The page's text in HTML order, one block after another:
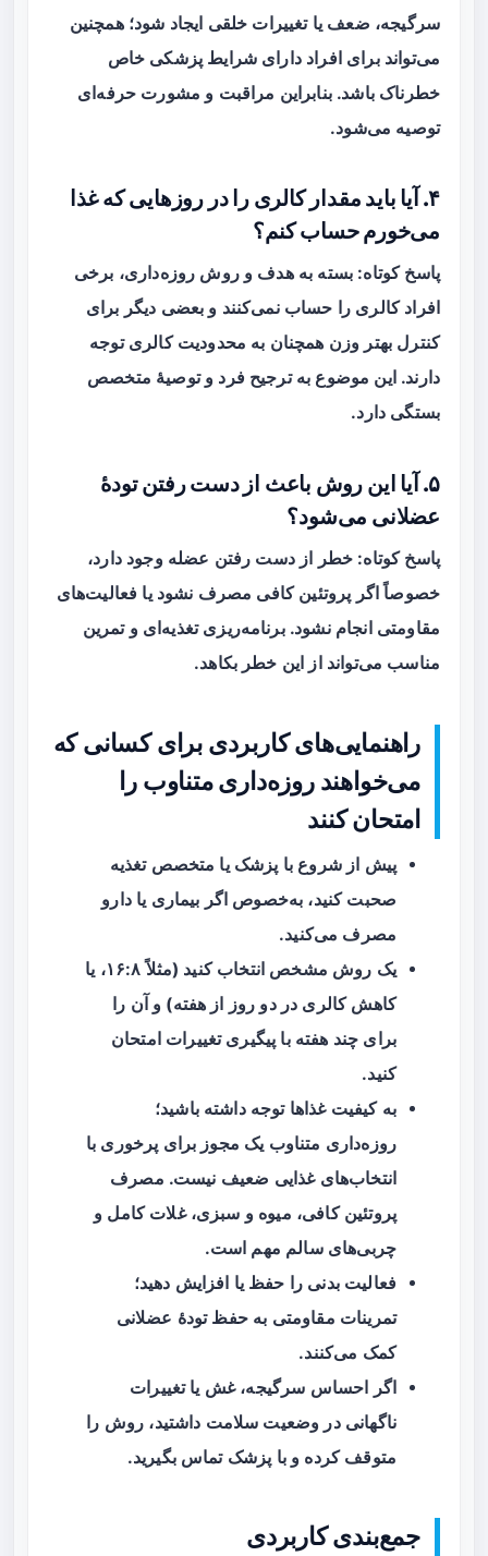
سرگیجه، ضعف یا تغییرات خلقی ایجاد شود؛ همچنین
می‌تواند برای افراد دارای شرایط پزشکی خاص
خطرناک باشد. بنابراین مراقبت و مشورت حرفه‌ای
توصیه می‌شود.
۴. آیا باید مقدار کالری را در روزهایی که غذا
می‌خورم حساب کنم؟
پاسخ کوتاه: بسته به هدف و روش روزه‌داری، برخی
افراد کالری را حساب نمی‌کنند و بعضی دیگر برای
کنترل بهتر وزن همچنان به محدودیت کالری توجه
دارند. این موضوع به ترجیح فرد و توصیهٔ متخصص
بستگی دارد.
۵. آیا این روش باعث از دست رفتن تودهٔ
عضلانی می‌شود؟
پاسخ کوتاه: خطر از دست رفتن عضله وجود دارد،
خصوصاً اگر پروتئین کافی مصرف نشود یا فعالیت‌های
مقاومتی انجام نشود. برنامه‌ریزی تغذیه‌ای و تمرین
مناسب می‌تواند از این خطر بکاهد.
راهنمایی‌های کاربردی برای کسانی که
می‌خواهند روزه‌داری متناوب را
امتحان کنند
پیش از شروع با پزشک یا متخصص تغذیه
صحبت کنید، به‌خصوص اگر بیماری یا دارو
مصرف می‌کنید.
یک روش مشخص انتخاب کنید (مثلاً ۱۶:۸، یا
کاهش کالری در دو روز از هفته) و آن را
برای چند هفته با پیگیری تغییرات امتحان
کنید.
به کیفیت غذاها توجه داشته باشید؛
روزه‌داری متناوب یک مجوز برای پرخوری با
انتخاب‌های غذایی ضعیف نیست. مصرف
پروتئین کافی، میوه و سبزی، غلات کامل و
چربی‌های سالم مهم است.
فعالیت بدنی را حفظ یا افزایش دهید؛
تمرینات مقاومتی به حفظ تودهٔ عضلانی
کمک می‌کنند.
اگر احساس سرگیجه، غش یا تغییرات
ناگهانی در وضعیت سلامت داشتید، روش را
متوقف کرده و با پزشک تماس بگیرید.
جمع‌بندی کاربردی